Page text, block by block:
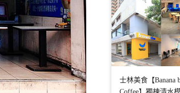
士林美食【Banana